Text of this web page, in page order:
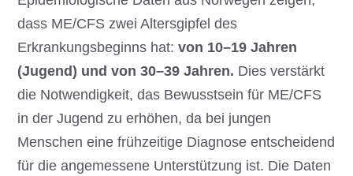
dass ME/CFS zwei Altersgipfel des
Erkrankungsbeginns hat:von 10–19 Jahren
(Jugend) und von 30–39 Jahren. Dies verstärkt
die Notwendigkeit, das Bewusstsein für ME/CFS
in der Jugend zu erhöhen, da bei jungen
Menschen eine frühzeitige Diagnose entscheidend
für die angemessene Unterstützung ist. Die Daten